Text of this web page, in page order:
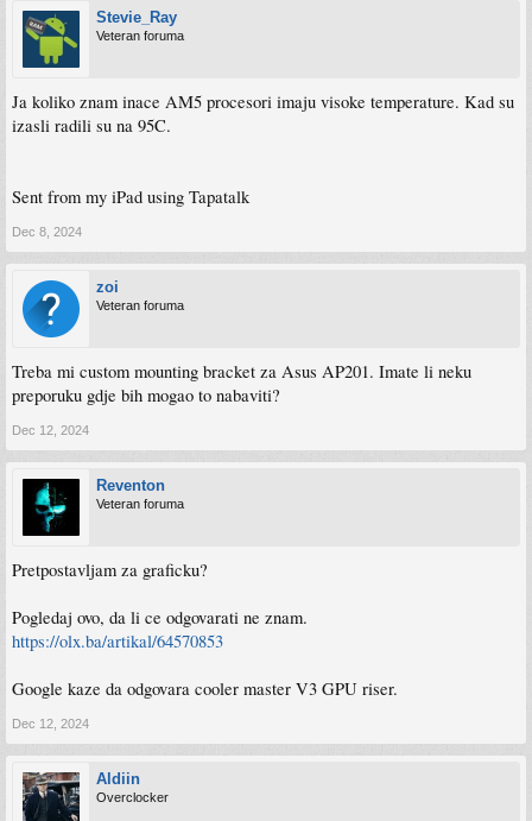
Stevie_Ray
Veteran foruma
Ja koliko znam inace AM5 procesori imaju visoke temperature. Kad su
izasli radili su na 95C.
Sent from my iPad using Tapatalk
Dec 8, 2024
zoi
Veteran foruma
Treba mi custom mounting bracket za Asus AP201. Imate li neku
preporuku gdje bih mogao to nabaviti?
Dec 12, 2024
Reventon
Veteran foruma
Pretpostavljam za graficku?
Pogledaj ovo, da li ce odgovarati ne znam.
https://olx.ba/artikal/64570853
Google kaze da odgovara cooler master V3 GPU riser.
Dec 12, 2024
Aldiin
Overclocker